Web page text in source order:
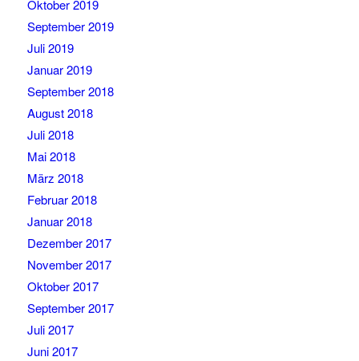
Oktober 2019
September 2019
Juli 2019
Januar 2019
September 2018
August 2018
Juli 2018
Mai 2018
März 2018
Februar 2018
Januar 2018
Dezember 2017
November 2017
Oktober 2017
September 2017
Juli 2017
Juni 2017